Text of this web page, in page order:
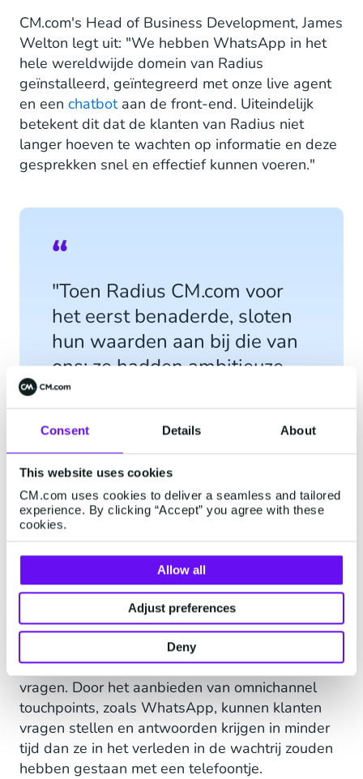
Consent Details About
This website uses cookies
CM.com uses cookies to deliver a seamless and tailored
experience. By clicking “Accept” you agree with these
cookies.
Allow all
Adjust preferences
Deny
CM.com's Head of Business Development, James
Welton legt uit: "We hebben WhatsApp in het
hele wereldwijde domein van Radius
geïnstalleerd, geïntegreerd met onze live agent
en een chatbotaan de front-end. Uiteindelijk
betekent dit dat de klanten van Radius niet
langer hoeven te wachten op informatie en deze
gesprekken snel en effectief kunnen voeren."
"Toen Radius CM.com voor
het eerst benaderde, sloten
hun waarden aan bij die van
ons; ze hadden ambitieuze
groeiplannen en wilden
graag investeren in
technologie om klanten beter
van dienst te kunnen zijn."
James Matthews, Country
Manager, Verenigd Koninkrijk
& Ierland, CM.com
"De dingen zijn de laatste jaren drastisch
veranderd", vervolgt Welton, "en klanten
verwachten sneller dan ooit antwoorden op hun
vragen. Door het aanbieden van omnichannel
touchpoints, zoals WhatsApp, kunnen klanten
vragen stellen en antwoorden krijgen in minder
tijd dan ze in het verleden in de wachtrij zouden
hebben gestaan met een telefoontje.